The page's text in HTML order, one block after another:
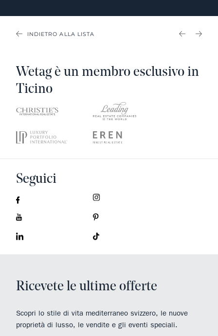
INDIETRO ALLA LISTA
Wetag è un membro esclusivo in
Ticino
Seguici
Ricevete le ultime offerte
Scopri lo stile di vita mediterraneo svizzero, le nuove
proprietà di lusso, le vendite e gli eventi speciali.